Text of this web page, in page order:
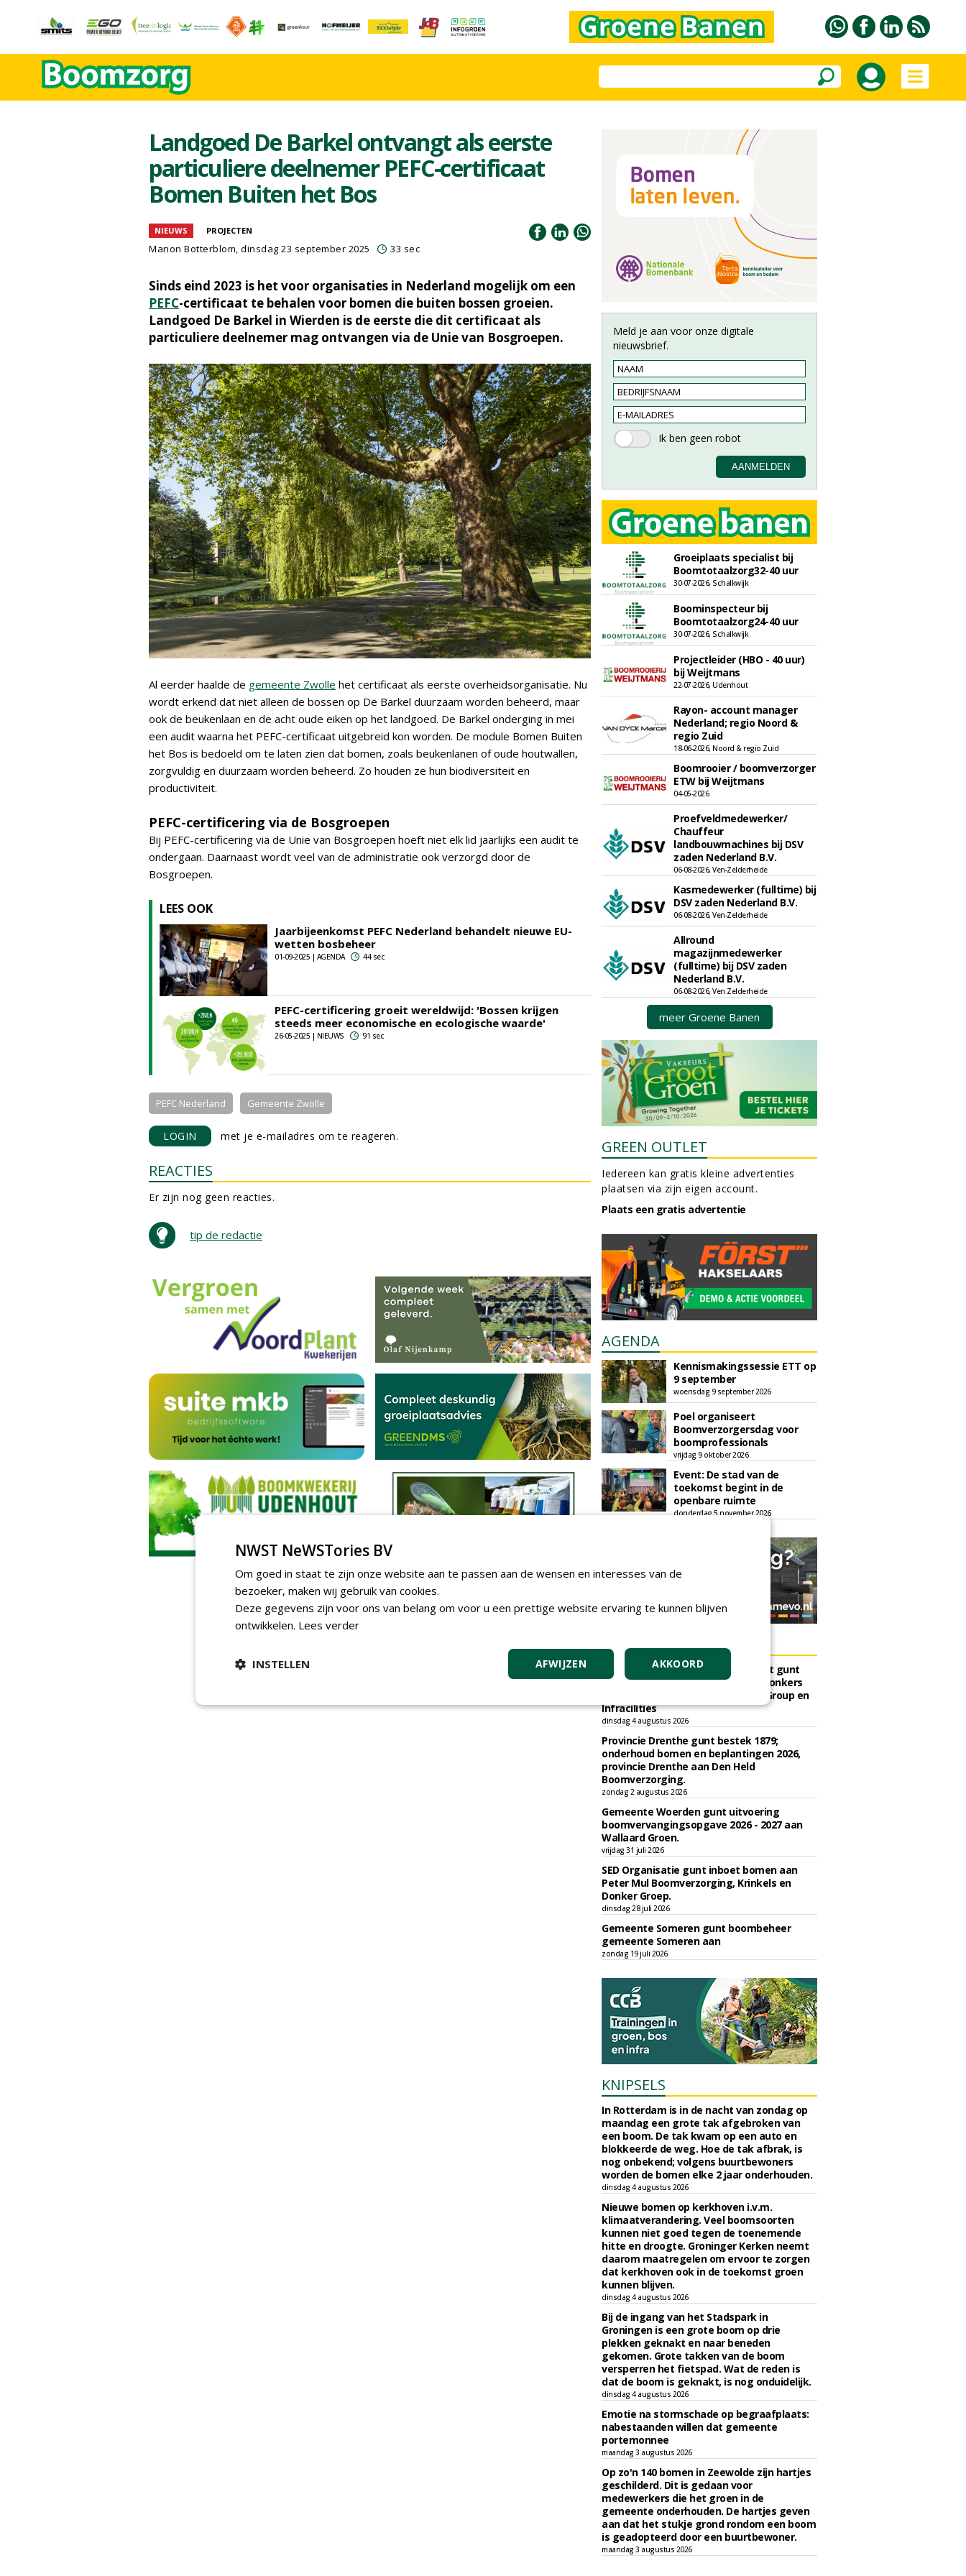
Landgoed De Barkel ontvangt als eerste
particuliere deelnemer PEFC-certificaat
Bomen Buiten het Bos
NIEUWS PROJECTEN
Manon Botterblom, dinsdag 23 september 2025 33 sec
Sinds eind 2023 is het voor organisaties in Nederland mogelijk om een
PEFC-certificaat te behalen voor bomen die buiten bossen groeien.
Landgoed De Barkel in Wierden is de eerste die dit certificaat als
particuliere deelnemer mag ontvangen via de Unie van Bosgroepen.
Al eerder haalde de gemeente Zwolle het certificaat als eerste overheidsorganisatie. Nu
wordt erkend dat niet alleen de bossen op De Barkel duurzaam worden beheerd, maar
ook de beukenlaan en de acht oude eiken op het landgoed. De Barkel onderging in mei
een audit waarna het PEFC-certificaat uitgebreid kon worden. De module Bomen Buiten
het Bos is bedoeld om te laten zien dat bomen, zoals beukenlanen of oude houtwallen,
zorgvuldig en duurzaam worden beheerd. Zo houden ze hun biodiversiteit en
productiviteit.
PEFC-certificering via de Bosgroepen
Bij PEFC-certificering via de Unie van Bosgroepen hoeft niet elk lid jaarlijks een audit te
ondergaan. Daarnaast wordt veel van de administratie ook verzorgd door de
Bosgroepen.
LEES OOK
Jaarbijeenkomst PEFC Nederland behandelt nieuwe EU-
wetten bosbeheer
01-09-2025 | AGENDA 44 sec
PEFC-certificering groeit wereldwijd: 'Bossen krijgen
steeds meer economische en ecologische waarde'
26-05-2025 | NIEUWS 91 sec
PEFC Nederland Gemeente Zwolle
LOGIN met je e-mailadres om te reageren.
REACTIES
Er zijn nog geen reacties.
tip de redactie
Meld je aan voor onze digitale
nieuwsbrief.
Groeiplaats specialist bij
Boomtotaalzorg32-40 uur
30-07-2026, Schalkwijk
Boominspecteur bij
Boomtotaalzorg24-40 uur
30-07-2026, Schalkwijk
Projectleider (HBO - 40 uur)
bij Weijtmans
22-07-2026, Udenhout
Rayon- account manager
Nederland; regio Noord &
regio Zuid
18-06-2026, Noord & regio Zuid
Boomrooier / boomverzorger
ETW bij Weijtmans
04-05-2026
Proefveldmedewerker/
Chauffeur
landbouwmachines bij DSV
zaden Nederland B.V.
06-08-2026, Ven-Zelderheide
Kasmedewerker (fulltime) bij
DSV zaden Nederland B.V.
06-08-2026, Ven-Zelderheide
Allround
magazijnmedewerker
(fulltime) bij DSV zaden
Nederland B.V.
06-08-2026, Ven Zelderheide
meer Groene Banen
GREEN OUTLET
Iedereen kan gratis kleine advertenties
plaatsen via zijn eigen account.
Plaats een gratis advertentie
AGENDA
Kennismakingssessie ETT op
9 september
woensdag 9 september 2026
Poel organiseert
Boomverzorgersdag voor
boomprofessionals
vrijdag 9 oktober 2026
Event: De stad van de
toekomst begint in de
openbare ruimte
donderdag 5 november 2026
TENDERS
Academisch Ziekenhuis Maastricht gunt
onderhoud terreinen MUMC+ aan Jonkers
Hoveniers, Dolmans Landscaping Group en
Infracilities
dinsdag 4 augustus 2026
Provincie Drenthe gunt bestek 1879;
onderhoud bomen en beplantingen 2026,
provincie Drenthe aan Den Held
Boomverzorging.
zondag 2 augustus 2026
Gemeente Woerden gunt uitvoering
boomvervangingsopgave 2026 - 2027 aan
Wallaard Groen.
vrijdag 31 juli 2026
SED Organisatie gunt inboet bomen aan
Peter Mul Boomverzorging, Krinkels en
Donker Groep.
dinsdag 28 juli 2026
Gemeente Someren gunt boombeheer
gemeente Someren aan
zondag 19 juli 2026
KNIPSELS
In Rotterdam is in de nacht van zondag op
maandag een grote tak afgebroken van
een boom. De tak kwam op een auto en
blokkeerde de weg. Hoe de tak afbrak, is
nog onbekend; volgens buurtbewoners
worden de bomen elke 2 jaar onderhouden.
dinsdag 4 augustus 2026
Nieuwe bomen op kerkhoven i.v.m.
klimaatverandering. Veel boomsoorten
kunnen niet goed tegen de toenemende
hitte en droogte. Groninger Kerken neemt
daarom maatregelen om ervoor te zorgen
dat kerkhoven ook in de toekomst groen
kunnen blijven.
dinsdag 4 augustus 2026
Bij de ingang van het Stadspark in
Groningen is een grote boom op drie
plekken geknakt en naar beneden
gekomen. Grote takken van de boom
versperren het fietspad. Wat de reden is
dat de boom is geknakt, is nog onduidelijk.
dinsdag 4 augustus 2026
Emotie na stormschade op begraafplaats:
nabestaanden willen dat gemeente
portemonnee
maandag 3 augustus 2026
Op zo'n 140 bomen in Zeewolde zijn hartjes
geschilderd. Dit is gedaan voor
medewerkers die het groen in de
gemeente onderhouden. De hartjes geven
aan dat het stukje grond rondom een boom
is geadopteerd door een buurtbewoner.
maandag 3 augustus 2026
NWST NeWSTories BV
Om goed in staat te zijn onze website aan te passen aan de wensen en interesses van de
bezoeker, maken wij gebruik van cookies.
Deze gegevens zijn voor ons van belang om voor u een prettige website ervaring te kunnen blijven
ontwikkelen. Lees verder
AKKOORD
AFWIJZEN
INSTELLEN